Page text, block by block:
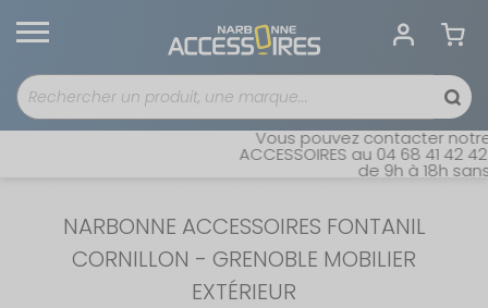
Vous pouvez contacter notre
ACCESSOIRES au 04 68 41 42
de 9h à 18h sans
NARBONNE ACCESSOIRES FONTANIL
CORNILLON - GRENOBLE MOBILIER
EXTÉRIEUR